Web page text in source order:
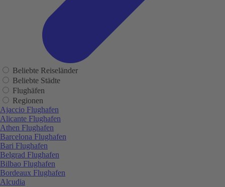
Beliebte Reiseländer
Beliebte Städte
Flughäfen
Regionen
Ajaccio Flughafen
Alicante Flughafen
Athen Flughafen
Barcelona Flughafen
Bari Flughafen
Belgrad Flughafen
Bilbao Flughafen
Bordeaux Flughafen
Alcudia